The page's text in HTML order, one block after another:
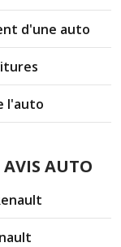
d'une auto
l'auto
AVIS AUTO